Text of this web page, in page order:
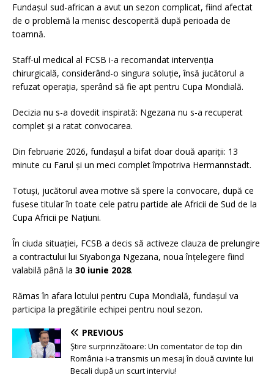
Fundașul sud-african a avut un sezon complicat, fiind afectat
de o problemă la menisc descoperită după perioada de
toamnă.
Staff-ul medical al FCSB i-a recomandat intervenția
chirurgicală, considerând-o singura soluție, însă jucătorul a
refuzat operația, sperând să fie apt pentru Cupa Mondială.
Decizia nu s-a dovedit inspirată: Ngezana nu s-a recuperat
complet și a ratat convocarea.
Din februarie 2026, fundașul a bifat doar două apariții: 13
minute cu Farul și un meci complet împotriva Hermannstadt.
Totuși, jucătorul avea motive să spere la convocare, după ce
fusese titular în toate cele patru partide ale Africii de Sud de la
Cupa Africii pe Națiuni.
În ciuda situației, FCSB a decis să activeze clauza de prelungire
a contractului lui Siyabonga Ngezana, noua înțelegere fiind
valabilă până la 30 iunie 2028.
Rămas în afara lotului pentru Cupa Mondială, fundașul va
participa la pregătirile echipei pentru noul sezon.
PREVIOUS
Știre surprinzătoare: Un comentator de top din
România i-a transmis un mesaj în două cuvinte lui
Becali după un scurt interviu!